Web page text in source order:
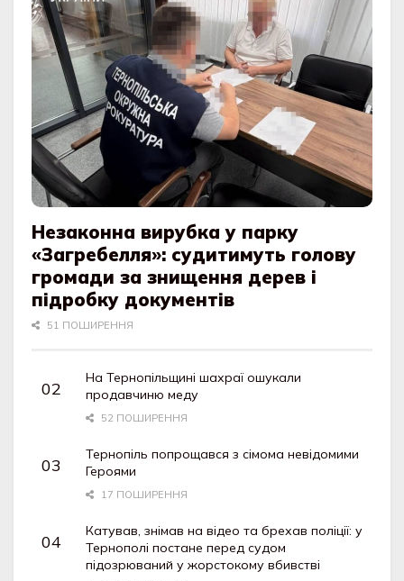
Незаконна вирубка у парку
«Загребелля»: судитимуть голову
громади за знищення дерев і
підробку документів
51 ПОШИРЕННЯ
На Тернопільщині шахраї ошукали
продавчиню меду
52 ПОШИРЕННЯ
Тернопіль попрощався з сімома невідомими
Героями
17 ПОШИРЕННЯ
Катував, знімав на відео та брехав поліції: у
Тернополі постане перед судом
підозрюваний у жорстокому вбивстві